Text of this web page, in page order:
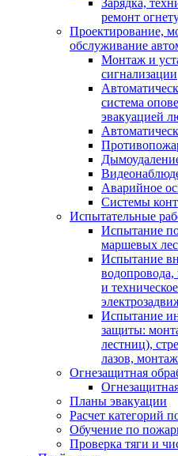
Зарядка,
ремонт
Проектирование,
обслуживание
Монтаж и
сигнализации
система
эвакуацией
Аварийное
Системы
Испытательные
Испытание
маршевых
Испытание
водопровода,
и
Испытание
защиты:
лестниц),
лазов,
Огнезащитная
Планы эвакуации
Расчет категорий
Обучение по
Проверка тяги и